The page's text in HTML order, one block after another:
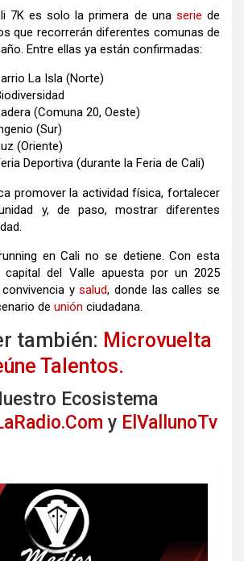
7K es solo la primera de una serie de
que recorrerán diferentes comunas de
Entre ellas ya están confirmadas:
La Isla (Norte)
(Comuna 20, Oeste)
(Sur)
(Oriente)
Deportiva (durante la Feria de Cali)
promover la actividad física, fortalecer
y, de paso, mostrar diferentes
en Cali no se detiene. Con esta
capital del Valle apuesta por un 2025
convivencia ysalud, donde las calles se
de unión ciudadana.
también: Microvuelta
Talentos.
Ecosistema
y ElVallunoTv